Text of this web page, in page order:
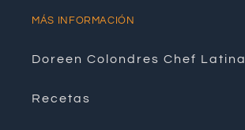
MÁS INFORMACIÓN
Doreen Colondres Chef Latina
Recetas